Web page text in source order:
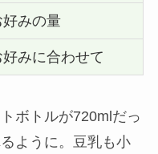
好みの量
好みに合わせて
ボトルが720mlだっ
ように。豆乳も小